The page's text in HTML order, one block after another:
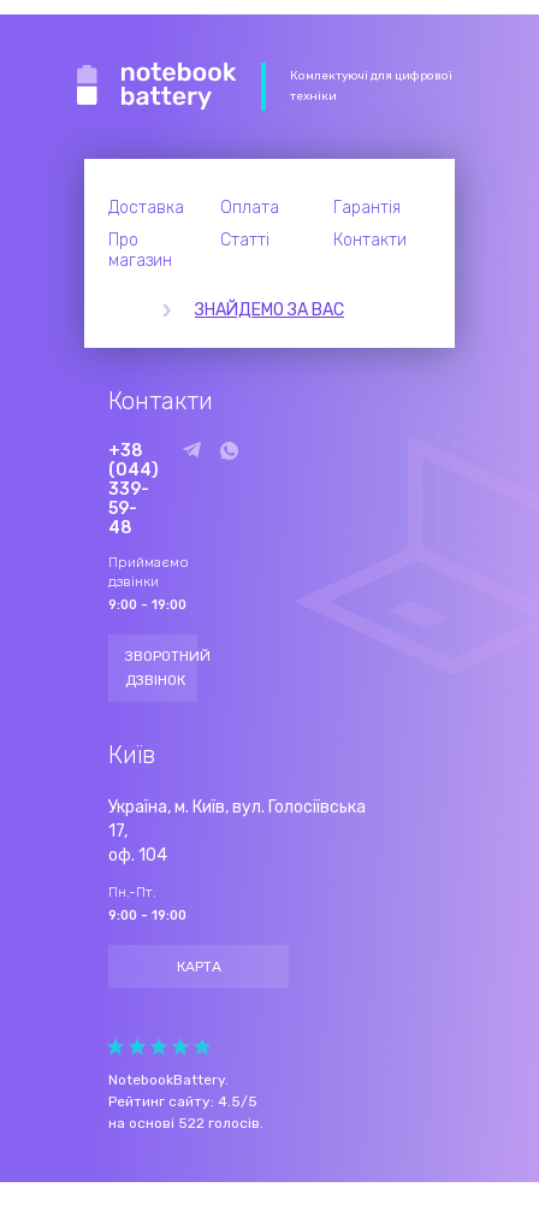
Комлектуючі для цифрової
техніки
Доставка Оплата
Гарантія
Про
магазин
Статті Контакти
ЗНАЙДЕМО ЗА ВАС
Контакти
+38
(044)
339-
59-
48
Приймаємо
дзвінки
9:00 - 19:00
ЗВОРОТНИЙ
ДЗВІНОК
Київ
Україна, м. Київ, вул. Голосіївська
17,
оф. 104
Пн.-Пт.
9:00 - 19:00
КАРТА
NotebookBattery.
Рейтинг сайту: 4.5/5
на основі 522 голосів.